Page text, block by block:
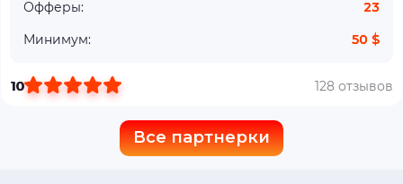
Офферы:
23
Минимум:
50 $
10 128 отзывов
Все партнерки